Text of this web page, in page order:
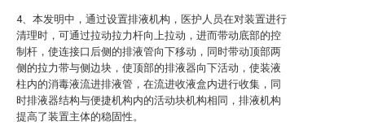
4、本发明中，通过设置排液机构，医护人员在对装置进行
清理时，可通过拉动拉力杆向上拉动，进而带动底部的控
制杆，使连接口后侧的排液管向下移动，同时带动顶部两
侧的拉力带与侧边块，使顶部的排液器向下活动，使装液
柱内的消毒液流进排液管，在流进收液盒内进行收集，同
时排液器结构与便捷机构内的活动块机构相同，排液机构
提高了装置主体的稳固性。